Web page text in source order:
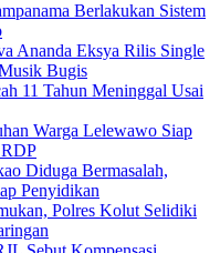
Berlakukan Sistem
Ananda Eksya Rilis Single
Bugis
11 Tahun Meninggal Usai
Warga Lelewawo Siap
Diduga Bermasalah,
Penyidikan
Polres Kolut Selidiki